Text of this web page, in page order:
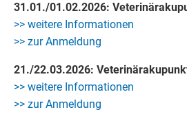
31.01./01.02.2026:
>> weitere Informationen
>> zur Anmeldung
21./22.03.2026:
>> weitere Informationen
>> zur Anmeldung